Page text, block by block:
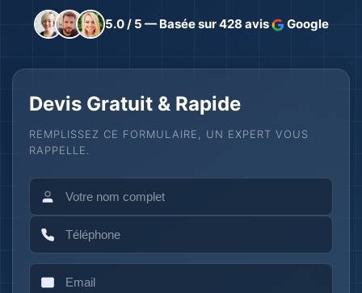
5.0 / 5 — Basée sur 428 avis Google
Devis Gratuit & Rapide
REMPLISSEZ CE FORMULAIRE, UN EXPERT VOUS
RAPPELLE.